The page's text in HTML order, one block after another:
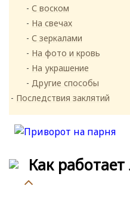
С воском
На свечах
С зеркалами
На фото и кровь
На украшение
Другие способы
Последствия заклятий
Как